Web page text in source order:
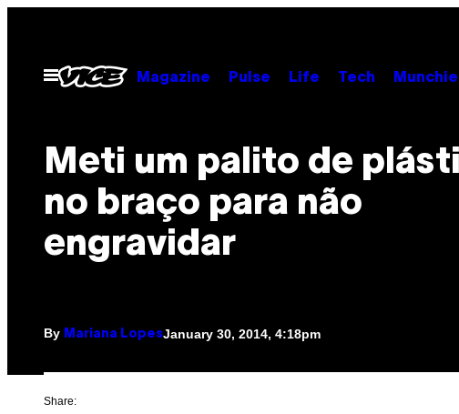
contentOpen
Menu
Magazine Pulse Life Tech
Meti um palito de
no braço para não
engravidar
By Mariana LopesJanuary 30, 2014, 4:18pm
Share: